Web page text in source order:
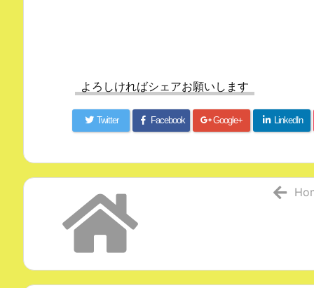
よろしければシェアお願いします
Twitter Facebook Google+ LinkedIn